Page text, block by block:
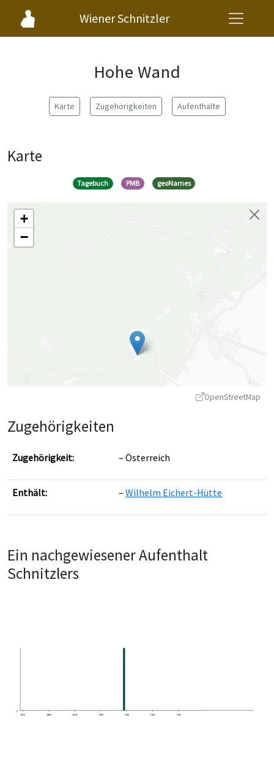
Wiener Schnitzler
Hohe Wand
Karte Zugehörigkeiten Aufenthalte
Karte
Tagebuch PMB geoNames
+
−
OpenStreetMap
Zugehörigkeiten
Zugehörigkeit: Österreich
Enthält: Wilhelm Eichert-Hütte
Ein nachgewiesener Aufenthalt
Schnitzlers
0
1870
1880 1890 1900 1910 1920 1930